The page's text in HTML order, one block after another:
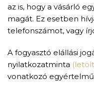
az is, hogy a vásárló
magát. Ez esetben
telefonszámot, vagy
A fogyasztó elállási
nyilatkozatminta
vonatkozó